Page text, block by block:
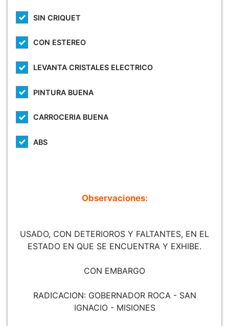
SIN CRIQUET
CON ESTEREO
LEVANTA CRISTALES ELECTRICO
PINTURA BUENA
CARROCERIA BUENA
ABS
Observaciones:
USADO, CON DETERIOROS Y FALTANTES, EN EL
ESTADO EN QUE SE ENCUENTRA Y EXHIBE.
CON EMBARGO
RADICACION: GOBERNADOR ROCA - SAN
IGNACIO - MISIONES